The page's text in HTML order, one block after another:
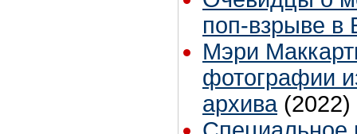
поп-взрыве в
Мэри
фотографии
архива (2022)